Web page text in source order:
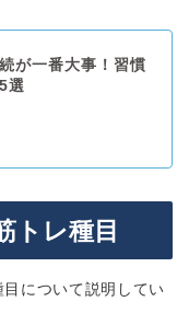
が一番大事！習慣
選
トレ種目
について説明してい